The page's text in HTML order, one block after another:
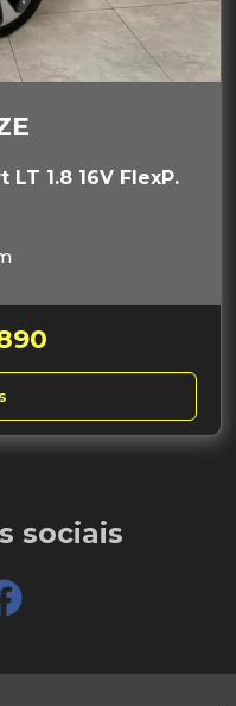
LT 1.8 16V FlexP.
sociais